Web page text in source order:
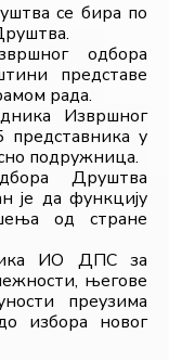
се бира по
одбора
представе
рада.
Извршног
у
подружница.
Друштва
је да функцију
од стране
ИО ДПС за
његове
преузима
избора новог